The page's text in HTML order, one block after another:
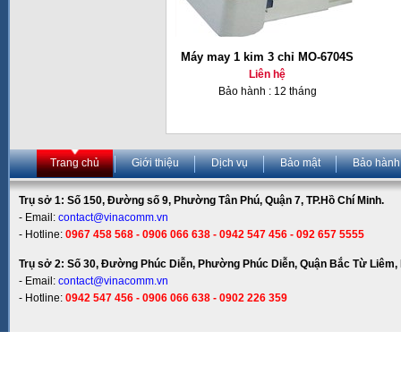
Máy may 1 kim 3 chỉ MO-6704S
Liên hệ
Bảo hành : 12 tháng
Trang chủ Giới thiệu Dịch vụ Bảo mật Bảo hành
Trụ sở 1: Số 150, Đường số 9, Phường Tân Phú, Quận 7, TP.Hồ Chí Minh.
- Email: contact@vinacomm.vn
- Hotline: 0967 458 568 - 0906 066 638 - 0942 547 456 - 092 657 5555
Trụ sở 2: Số 30, Đường Phúc Diễn, Phường Phúc Diễn, Quận Bắc Từ Liêm,
- Email: contact@vinacomm.vn
- Hotline: 0942 547 456 - 0906 066 638 - 0902 226 359